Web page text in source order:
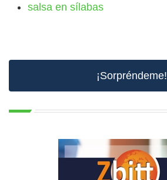
salsa en sílabas
¡Sorpréndeme!